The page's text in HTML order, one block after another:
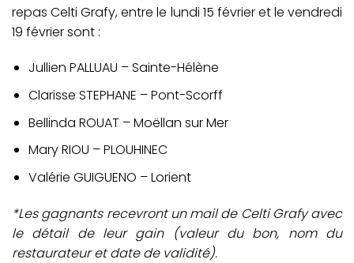
repas Celti Grafy, entre le lundi 15 février et le vendredi
19 février sont :
Jullien PALLUAU – Sainte-Hélène
Clarisse STEPHANE – Pont-Scorff
Bellinda ROUAT – Moëllan sur Mer
Mary RIOU – PLOUHINEC
Valérie GUIGUENO – Lorient
*Les gagnants recevront un mail de Celti Grafy avec
le détail de leur gain (valeur du bon, nom du
restaurateur et date de validité).